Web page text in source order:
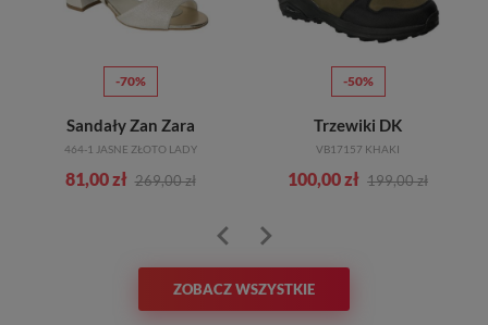
-70%
Sandały Zan Zara
464-1 JASNE ZŁOTO LADY
81,00 zł 269,00 zł
-50%
Trzewiki DK
VB17157 KHAKI
100,00 zł 199,00 zł
ZOBACZ WSZYSTKIE